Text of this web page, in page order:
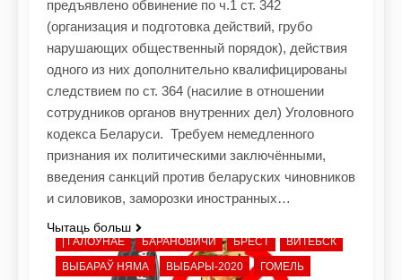
предъявлено обвинение по ч.1 ст. 342
(организация и подготовка действий, грубо
нарушающих общественный порядок), действия
одного из них дополнительно квалифицированы
следствием по ст. 364 (насилие в отношении
сотрудников органов внутренних дел) Уголовного
кодекса Беларуси. Требуем немедленного
признания их политическими заключёнными,
введения санкций против беларуских чиновников
и силовиков, заморозки иностранных…
Чытаць больш
| ГАЛОЎНАЕ БАРАНОВИЧИ БРЕСТ
ВИТЕБСК
ВЫБАРАЎ НЯМА
ВЫБАРЫ-2020
ГОМЕЛЬ